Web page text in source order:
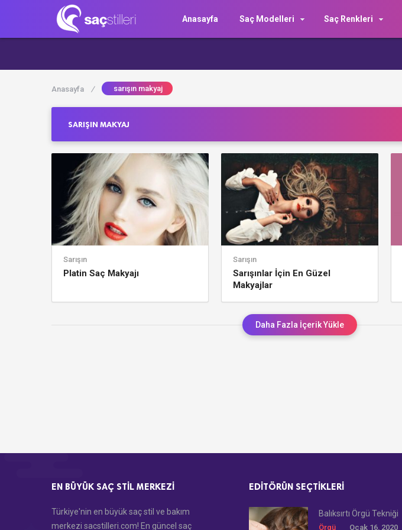
Anasayfa Saç Modelleri Saç Renkleri
Anasayfa / sarışın makyaj
SARIŞIN MAKYAJ
Sarışın
Platin Saç Makyajı
Sarışın
Sarışınlar İçin En Güzel
Makyajlar
Daha Fazla İçerik Yükle
EN BÜYÜK SAÇ STIL MERKEZI
Türkiye'nin en büyük saç stil ve bakım
merkezi sacstilleri.com! En güncel saç
EDITÖRÜN SEÇTIKLERI
Balıksırtı Örgü Tekniği
Örgü Ocak 16, 2020